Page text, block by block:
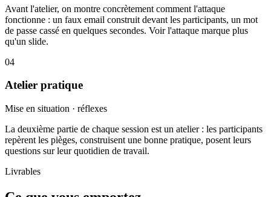
Avant l'atelier, on montre concrètement comment l'attaque
fonctionne : un faux email construit devant les participants, un mot
de passe cassé en quelques secondes. Voir l'attaque marque plus
qu'un slide.
04
Atelier pratique
Mise en situation · réflexes
La deuxième partie de chaque session est un atelier : les participants
repèrent les pièges, construisent une bonne pratique, posent leurs
questions sur leur quotidien de travail.
Livrables